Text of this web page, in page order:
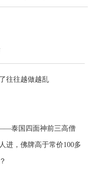
往往越做越乱
泰国四面神前三高僧
进，佛牌高于常价100多